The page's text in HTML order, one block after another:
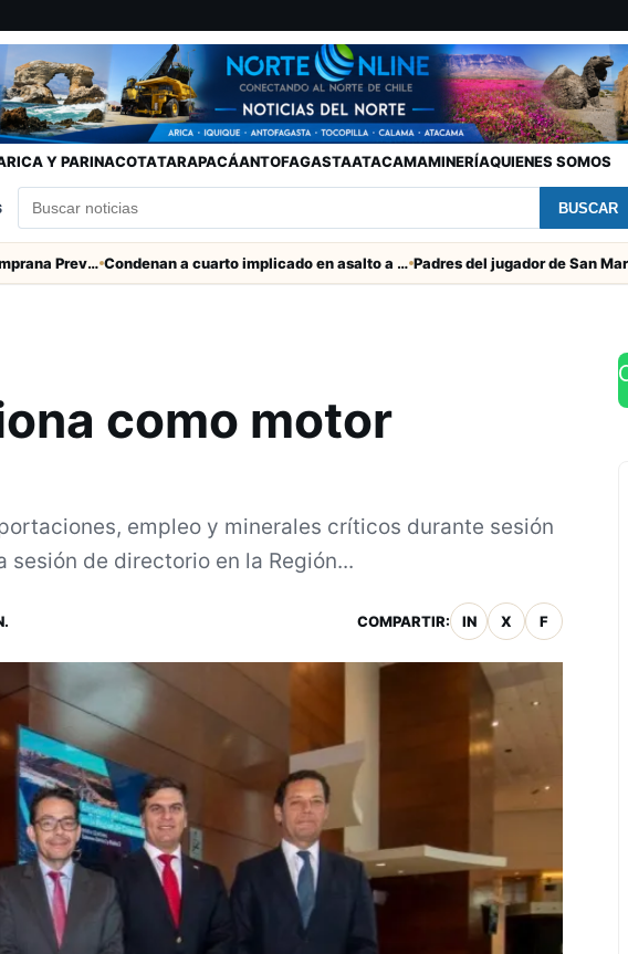
Y PARINACOTATARAPACÁANTOFAGASTAATACAMAMINERÍAQUIENES SOMOS
BUSCAR
SENAPRED declara Alerta Temprana Preventiva en Tarapacá por lluvias, nevadas y tormentas eléctricas Condenan a cuarto implicado en asalto a comerciante en Iquique
como motor
empleo y minerales críticos durante sesión
de directorio en la Región...
COMPARTIR: IN X F